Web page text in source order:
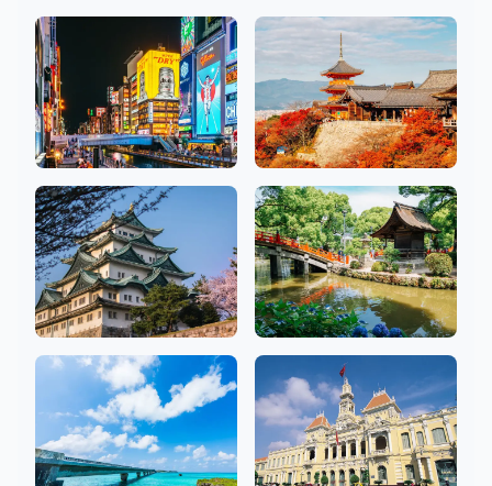
가나가와
18 상점
시즈오카
2 상점
오사카
26 상점
교토
10 상점
아이치
10 상점
후쿠오카
7 상점